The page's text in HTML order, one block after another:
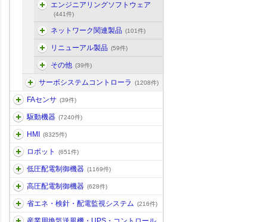
エンジニアリングソフトウェア
(441件)
ネットワーク関連製品 (101件)
リニューアル製品 (59件)
その他 (39件)
サーボシステムコントローラ (1208件)
FAセンサ (39件)
駆動機器 (7240件)
HMI (8325件)
ロボット (651件)
低圧配電制御機器 (1169件)
高圧配電制御機器 (628件)
省エネ・検針・配電監視システム (216件)